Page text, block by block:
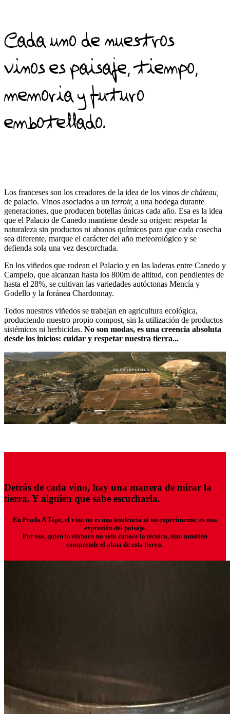
Cada uno de nuestros
vinos es paisaje, tiempo,
memoria y futuro
embotellado.
Los franceses son los creadores de la idea de los vinos de château,
de palacio. Vinos asociados a un terroir, a una bodega durante
generaciones, que producen botellas únicas cada año. Esa es la idea
que el Palacio de Canedo mantiene desde su origen: respetar la
naturaleza sin productos ni abonos químicos para que cada cosecha
sea diferente, marque el carácter del año meteorológico y se
defienda sola una vez descorchada.
En los viñedos que rodean el Palacio y en las laderas entre Canedo y
Campelo, que alcanzan hasta los 800m de altitud, con pendientes de
hasta el 28%, se cultivan las variedades autóctonas Mencía y
Godello y la foránea Chardonnay.
Todos nuestros viñedos se trabajan en agricultura ecológica,
produciendo nuestro propio compost, sin la utilización de productos
sistémicos ni herbicidas. No son modas, es una creencia absoluta
desde los inicios: cuidar y respetar nuestra tierra...
Detrás de cada vino, hay una manera de mirar la
tierra. Y alguien que sabe escucharla.
En Prada A Tope, el vino no es una tendencia ni un experimento: es una
expresión del paisaje.
Por eso, quien lo elabora no solo conoce la técnica, sino también
comprende el alma de esta tierra.